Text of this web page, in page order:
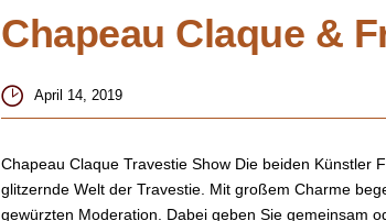
Chapeau Claque &
April 14, 2019
Chapeau Claque Travestie Show Die beiden Künstler
glitzernde Welt der Travestie. Mit großem Charme
gewürzten Moderation. Dabei geben Sie gemeinsam